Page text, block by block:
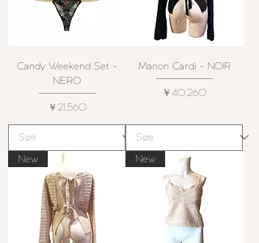
Candy Weekend Set -
NERO
価格
￥21,560
Manon Cardi - NOIR
価格
￥40,260
New New